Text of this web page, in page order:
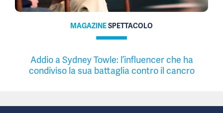
MAGAZINESPETTACOLO
Addio a Sydney Towle: l’influencer che ha
condiviso la sua battaglia contro il cancro